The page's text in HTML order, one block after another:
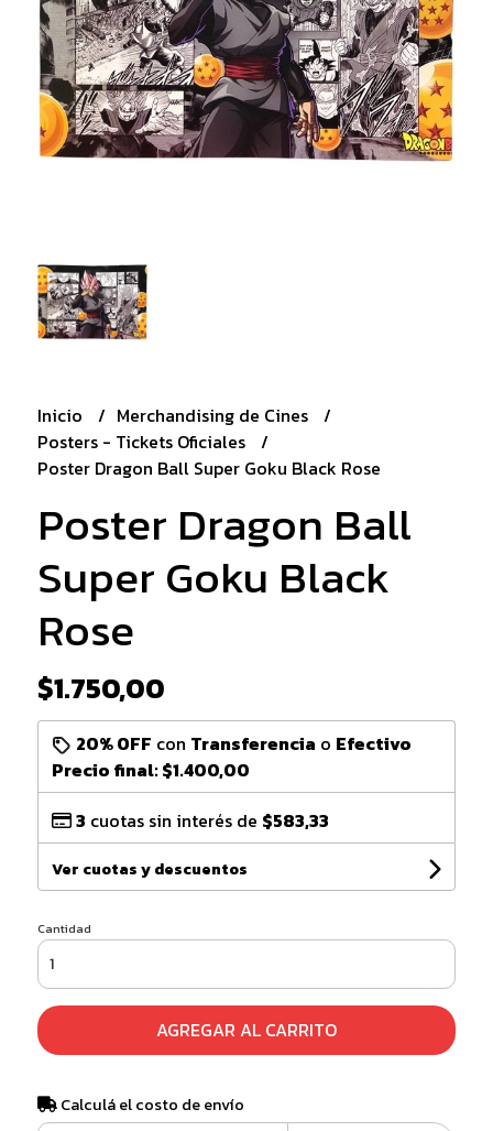
Inicio
Merchandising de Cines
Posters - Tickets Oficiales
Poster Dragon Ball Super Goku Black Rose
Poster Dragon Ball
Super Goku Black
Rose
$1.750,00
20% OFF con Transferencia o Efectivo
Precio final:$1.400,00
3 cuotas sin interés de $583,33
Ver cuotas y descuentos
Cantidad
AGREGAR AL CARRITO
Calculá el costo de envío